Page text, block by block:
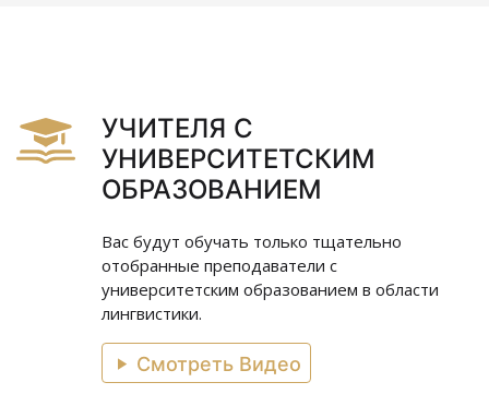
УЧИТЕЛЯ С
УНИВЕРСИТЕТСКИМ
ОБРАЗОВАНИЕМ
Вас будут обучать только тщательно
отобранные преподаватели с
университетским образованием в области
лингвистики.
Смотреть Видео